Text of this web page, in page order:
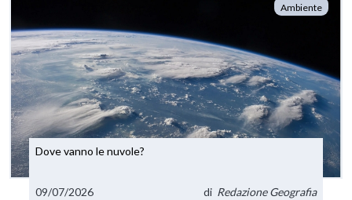
Ambiente
Dove vanno le nuvole?
09/07/2026 di Redazione Geografia